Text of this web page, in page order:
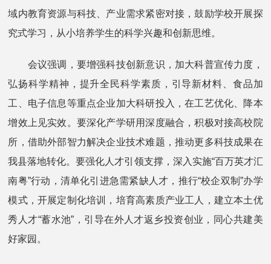
域内教育资源与科技、产业需求紧密对接，鼓励学校开展探
究式学习，从小培养学生的科学兴趣和创新思维。
会议强调，要增强科技创新意识，加大科普宣传力度，
弘扬科学精神，提升全民科学素质，引导新材料、食品加
工、电子信息等重点企业加大科研投入，在工艺优化、降本
增效上见实效。要深化产学研用深度融合，积极对接高校院
所，借助外部智力解决企业技术难题，推动更多科技成果在
我县落地转化。要强化人才引领支撑，深入实施“百万英才汇
南粤”行动，清单化引进急需紧缺人才，推行“校企双制”办学
模式，开展定制化培训，培育高素质产业工人，建立本土优
秀人才“蓄水池”，引导在外人才返乡投资创业，同心共建美
好家园。